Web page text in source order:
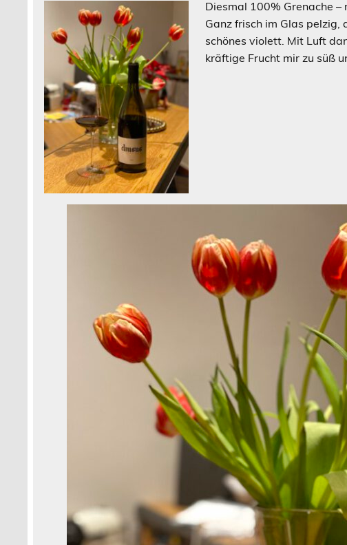
Diesmal 100% Grenache
Ganz frisch im Glas pelzig,
schönes violett. Mit Luft
kräftige Frucht mir zu süß